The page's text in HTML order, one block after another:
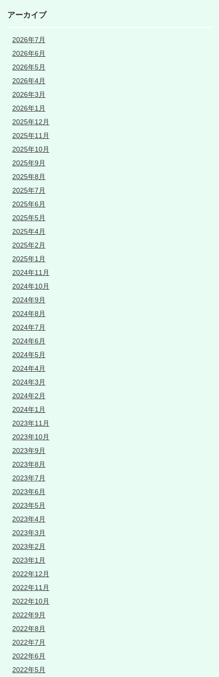
アーカイブ
2026年7月
2026年6月
2026年5月
2026年4月
2026年3月
2026年1月
2025年12月
2025年11月
2025年10月
2025年9月
2025年8月
2025年7月
2025年6月
2025年5月
2025年4月
2025年2月
2025年1月
2024年11月
2024年10月
2024年9月
2024年8月
2024年7月
2024年6月
2024年5月
2024年4月
2024年3月
2024年2月
2024年1月
2023年11月
2023年10月
2023年9月
2023年8月
2023年7月
2023年6月
2023年5月
2023年4月
2023年3月
2023年2月
2023年1月
2022年12月
2022年11月
2022年10月
2022年9月
2022年8月
2022年7月
2022年6月
2022年5月